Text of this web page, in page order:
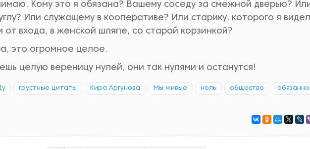
Кому это я обязана? Вашему соседу за смежной дверью?
Или служащему в кооперативе? Или старику, которого я
от входа, в женской шляпе, со старой корзинкой?
это огромное целое.
целую вереницу нулей, они так нулями и останутся!
грустные цитаты Кира Аргунова Мы живые ноль общество